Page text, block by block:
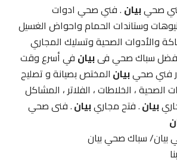
بيان. فني صحي ادوات
وستاندات الحمام واحواض الغسيل
والأدوات الصحية وتسليك المجاري
سباك صحي فىبيانفي أسرع وقت
صحيبيانالمختص بصيانة و تصليح
، الخلاطات ، الفلاتر ، المشاكل
بيان. فتح مجاريبيان. فنى صحي
سباك صحي بيان